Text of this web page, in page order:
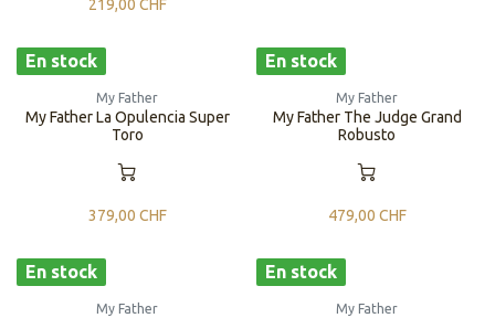
219,00 CHF
En stock
My Father
My Father La Opulencia Super
Toro
379,00 CHF
En stock
My Father
My Father The Judge Grand
Robusto
479,00 CHF
En stock
My Father
En stock
My Father